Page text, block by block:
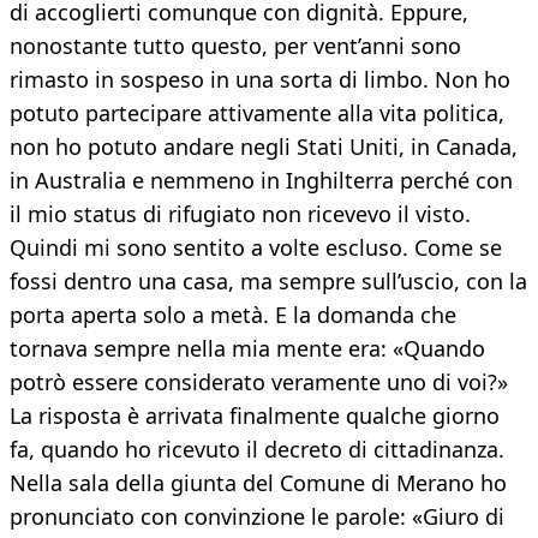
di accoglierti comunque con dignità. Eppure,
nonostante tutto questo, per vent’anni sono
rimasto in sospeso in una sorta di limbo. Non ho
potuto partecipare attivamente alla vita politica,
non ho potuto andare negli Stati Uniti, in Canada,
in Australia e nemmeno in Inghilterra perché con
il mio status di rifugiato non ricevevo il visto.
Quindi mi sono sentito a volte escluso. Come se
fossi dentro una casa, ma sempre sull’uscio, con la
porta aperta solo a metà. E la domanda che
tornava sempre nella mia mente era: «Quando
potrò essere considerato veramente uno di voi?»
La risposta è arrivata finalmente qualche giorno
fa, quando ho ricevuto il decreto di cittadinanza.
Nella sala della giunta del Comune di Merano ho
pronunciato con convinzione le parole: «Giuro di